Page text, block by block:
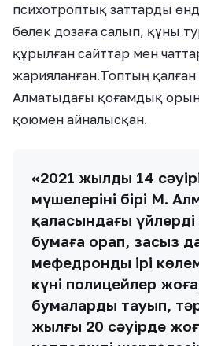
психотроптық заттарды
бөлек дозаға салып, құны
құрылған сайттар мен
жарияланған.Топтың
Алматыдағы қоғамдық
қоюмен айналысқан.
«2021 жылдың 14
мүшелерінің бірі М.
қаласындағы
бумаға орап, заңсыз
мефедронды ірі
күні полицейлер
бумаларды тауып,
жылғы 20 сәуірде